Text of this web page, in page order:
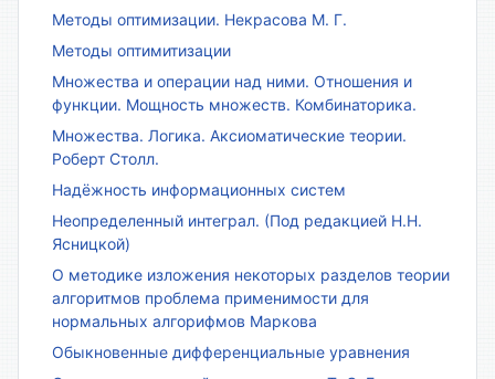
Методы оптимизации. Некрасова М. Г.
Методы оптимитизации
Множества и операции над ними. Отношения и
функции. Мощность множеств. Комбинаторика.
Множества. Логика. Аксиоматические теории.
Роберт Столл.
Надёжность информационных систем
Неопределенный интеграл. (Под редакцией Н.Н.
Ясницкой)
О методике изложения некоторых разделов теории
алгоритмов проблема применимости для
нормальных алгорифмов Маркова
Обыкновенные дифференциальные уравнения